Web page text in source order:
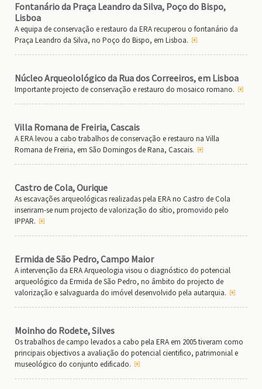
Fontanário da Praça Leandro da Silva, Poço do Bispo,
Lisboa
A equipa de conservação e restauro da ERA recuperou o fontanário da
Praça Leandro da Silva, no Poço do Bispo, em Lisboa.
Núcleo Arqueolológico da Rua dos Correeiros, em Lisboa
Importante projecto de conservação e restauro do mosaico romano.
Villa Romana de Freiria, Cascais
A ERA levou a cabo trabalhos de conservação e restauro na Villa
Romana de Freiria, em São Domingos de Rana, Cascais.
Castro de Cola, Ourique
As escavações arqueológicas realizadas pela ERA no Castro de Cola
inseriram-se num projecto de valorização do sítio, promovido pelo
IPPAR.
Ermida de São Pedro, Campo Maior
A intervenção da ERA Arqueologia visou o diagnóstico do potencial
arqueológico da Ermida de São Pedro, no âmbito do projecto de
valorização e salvaguarda do imóvel desenvolvido pela autarquia.
Moinho do Rodete, Silves
Os trabalhos de campo levados a cabo pela ERA em 2005 tiveram como
principais objectivos a avaliação do potencial cientifico, patrimonial e
museológico do conjunto edificado.